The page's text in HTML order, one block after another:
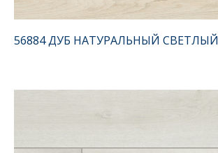
56884 ДУБ НАТУРАЛЬНЫЙ СВЕТЛЫЙ